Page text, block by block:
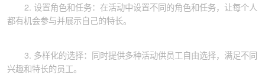
2. 设置角色和任务：在活动中设置不同的角色和任务，让每个人
都有机会参与并展示自己的特长。
3. 多样化的选择：同时提供多种活动供员工自由选择，满足不同
兴趣和特长的员工。